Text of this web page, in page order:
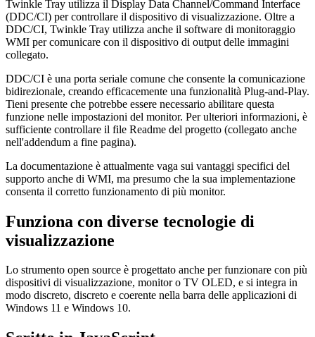
Interfacce moderne
Twinkle Tray utilizza il Display Data Channel/Command Interface
(DDC/CI) per controllare il dispositivo di visualizzazione. Oltre a
WMI per comunicare con il dispositivo di output delle immagini
collegato.
DDC/CI è una porta seriale comune che consente la comunicazione
bidirezionale, creando efficacemente una funzionalità Plug-and-Play.
Tieni presente che potrebbe essere necessario abilitare questa
sufficiente controllare il file Readme del progetto (collegato anche
nell'addendum a fine pagina).
supporto anche di WMI, ma presumo che la sua implementazione
consenta il corretto funzionamento di più monitor.
Funziona con diverse tecnologie di
visualizzazione
Lo strumento open source è progettato anche per funzionare con più